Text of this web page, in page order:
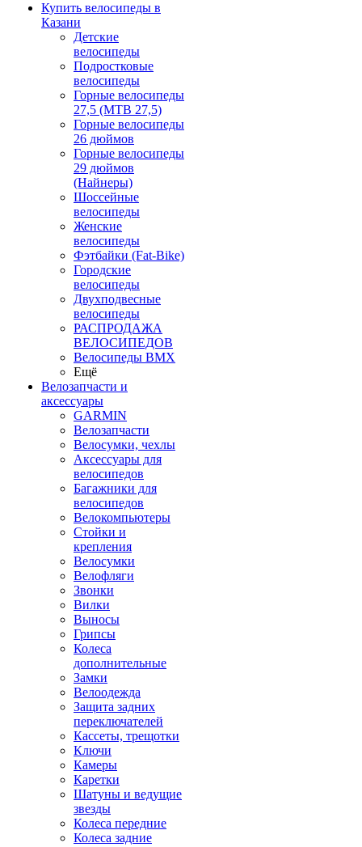
Купить велосипеды в
Казани
Детские
велосипеды
Подростковые
велосипеды
Горные велосипеды
27,5 (MTB 27,5)
Горные велосипеды
26 дюймов
Горные велосипеды
29 дюймов
(Найнеры)
Шоссейные
велосипеды
Женские
велосипеды
Фэтбайки (Fat-Bike)
Городские
велосипеды
Двухподвесные
велосипеды
РАСПРОДАЖА
ВЕЛОСИПЕДОВ
Велосипеды BMX
Ещё
Велозапчасти и
аксессуары
GARMIN
Велозапчасти
Велосумки, чехлы
Аксессуары для
велосипедов
Багажники для
велосипедов
Велокомпьютеры
Стойки и
крепления
Велосумки
Велофляги
Звонки
Вилки
Выносы
Грипсы
Колеса
дополнительные
Замки
Велоодежда
Защита задних
переключателей
Кассеты, трещотки
Ключи
Камеры
Каретки
Шатуны и ведущие
звезды
Колеса передние
Колеса задние